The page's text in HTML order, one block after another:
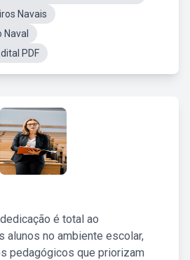
Navais
PDF
é total ao
alunos no ambiente escolar,
pedagógicos que priorizam